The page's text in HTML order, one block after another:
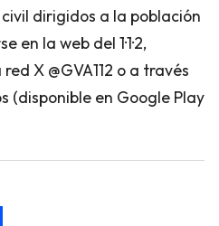
dirigidos a la población
en la web del 1·1·2,
X @GVA112 o a través
(disponible en Google Play